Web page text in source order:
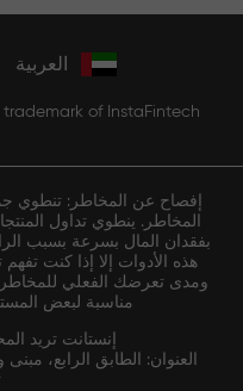
العربية
trademark of InstaFintech
إفصاح عن المخاطر: تنطوي
المخاطر. ينطوي تداول
بفقدان المال بسرعة بسبب
هذه الأدوات إلا إذا كنت تفهم
ومدى تعرضك الفعلي للمخاطر.
مناسبة لبعض
إنستانت تريد
العنوان: الطابق الرابع،